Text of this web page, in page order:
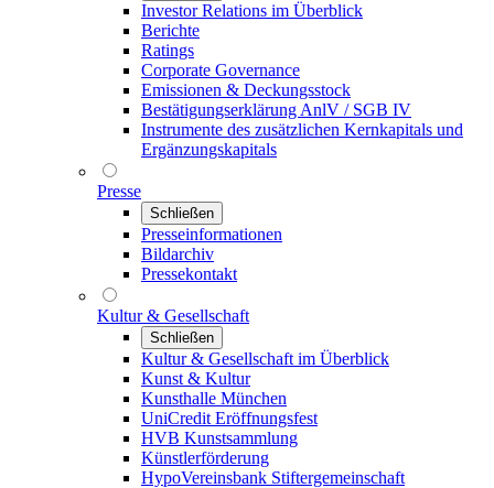
Investor Relations im Überblick
Berichte
Ratings
Corporate Governance
Emissionen & Deckungsstock
Bestätigungserklärung AnlV / SGB IV
Instrumente des zusätzlichen Kernkapitals und
Ergänzungskapitals
Presse
Schließen
Presseinformationen
Bildarchiv
Pressekontakt
Kultur & Gesellschaft
Schließen
Kultur & Gesellschaft im Überblick
Kunst & Kultur
Kunsthalle München
UniCredit Eröffnungsfest
HVB Kunstsammlung
Künstlerförderung
HypoVereinsbank Stiftergemeinschaft